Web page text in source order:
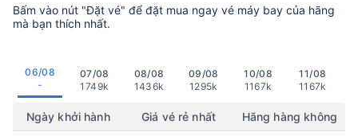
Bấm vào nút "Đặt vé" để đặt mua ngay vé máy bay của hãng
mà bạn thích nhất.
06/08
-
07/08
1749k
08/08
1436k
09/08
1295k
10/08
1167k
11/08
1167k
Ngày khởi hành Giá vé rẻ nhất Hãng hàng không